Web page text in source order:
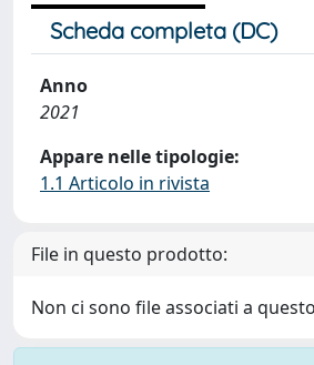
Scheda completa (DC)
Anno
2021
Appare nelle tipologie:
1.1 Articolo in rivista
File in questo prodotto:
Non ci sono file associati a